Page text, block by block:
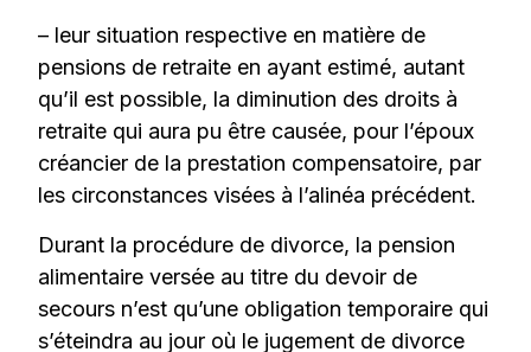
– leur situation respective en matière de
pensions de retraite en ayant estimé, autant
qu’il est possible, la diminution des droits à
retraite qui aura pu être causée, pour l’époux
créancier de la prestation compensatoire, par
les circonstances visées à l’alinéa précédent.
Durant la procédure de divorce, la pension
alimentaire versée au titre du devoir de
secours n’est qu’une obligation temporaire qui
s’éteindra au jour où le jugement de divorce